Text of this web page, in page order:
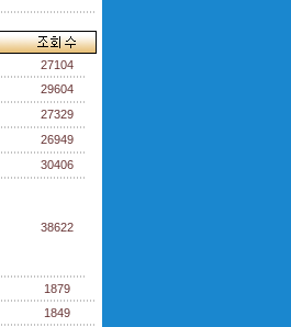
27104
29604
27329
26949
30406
38622
1879
1849